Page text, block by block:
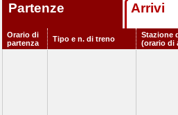
Partenze Arrivi
Orario di
partenza
Tipo e n. di treno
Stazione
(orario di